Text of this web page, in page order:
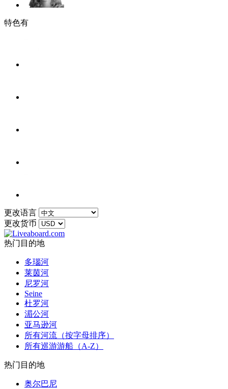
特色有
更改语言
更改货币
热门目的地
多瑙河
莱茵河
尼罗河
Seine
杜罗河
湄公河
亚马逊河
所有河流（按字母排序）
所有巡游游船（A-Z）
热门目的地
奥尔巴尼